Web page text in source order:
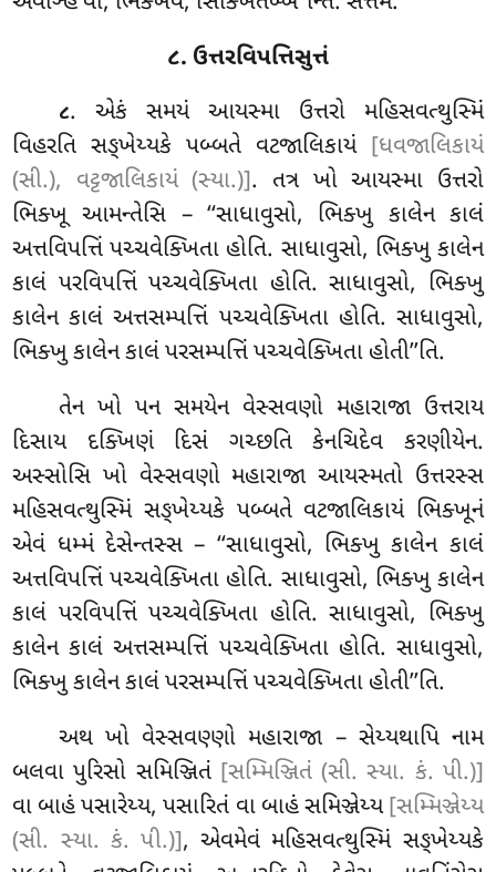
૮. ઉત્તરવિપત્તિસુત્તં
૮. એકં સમયં આયસ્મા ઉત્તરો મહિસવત્થુસ્મિં
વિહરતિ સઙ્ખેય્યકે પબ્બતે વટજાલિકાયં [ધવજાલિકાયં
(સી.), વટ્ટજાલિકાયં (સ્યા.)]. તત્ર ખો આયસ્મા ઉત્તરો
ભિક્ખૂ આમન્તેસિ – ‘‘સાધાવુસો, ભિક્ખુ કાલેન કાલં
અત્તવિપત્તિં પચ્ચવેક્ખિતા હોતિ. સાધાવુસો, ભિક્ખુ કાલેન
કાલં પરવિપત્તિં પચ્ચવેક્ખિતા હોતિ. સાધાવુસો, ભિક્ખુ
કાલેન કાલં અત્તસમ્પત્તિં પચ્ચવેક્ખિતા હોતિ. સાધાવુસો,
ભિક્ખુ કાલેન કાલં પરસમ્પત્તિં પચ્ચવેક્ખિતા હોતી’’તિ.
તેન ખો પન સમયેન વેસ્સવણો મહારાજા ઉત્તરાય
દિસાય દક્ખિણં દિસં ગચ્છતિ કેનચિદેવ કરણીયેન.
અસ્સોસિ ખો વેસ્સવણો મહારાજા આયસ્મતો ઉત્તરસ્સ
મહિસવત્થુસ્મિં સઙ્ખેય્યકે પબ્બતે વટજાલિકાયં ભિક્ખૂનં
એવં ધમ્મં દેસેન્તસ્સ – ‘‘સાધાવુસો, ભિક્ખુ કાલેન કાલં
અત્તવિપત્તિં પચ્ચવેક્ખિતા હોતિ. સાધાવુસો, ભિક્ખુ કાલેન
કાલં પરવિપત્તિં પચ્ચવેક્ખિતા હોતિ. સાધાવુસો, ભિક્ખુ
કાલેન કાલં અત્તસમ્પત્તિં પચ્ચવેક્ખિતા હોતિ. સાધાવુસો,
ભિક્ખુ કાલેન કાલં પરસમ્પત્તિં પચ્ચવેક્ખિતા હોતી’’તિ.
અથ ખો વેસ્સવણ્ણો મહારાજા – સેય્યથાપિ નામ
બલવા પુરિસો સમિઞ્જિતં [સમ્મિઞ્જિતં (સી. સ્યા. કં. પી.)]
વા બાહં પસારેય્ય, પસારિતં વા બાહં સમિઞ્જેય્ય [સમ્મિઞ્જેય્ય
(સી. સ્યા. કં. પી.)], એવમેવં મહિસવત્થુસ્મિં સઙ્ખેય્યકે